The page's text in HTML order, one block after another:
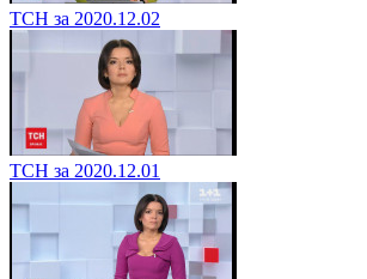
ТСН за 2020.12.02
ТСН за 2020.12.01